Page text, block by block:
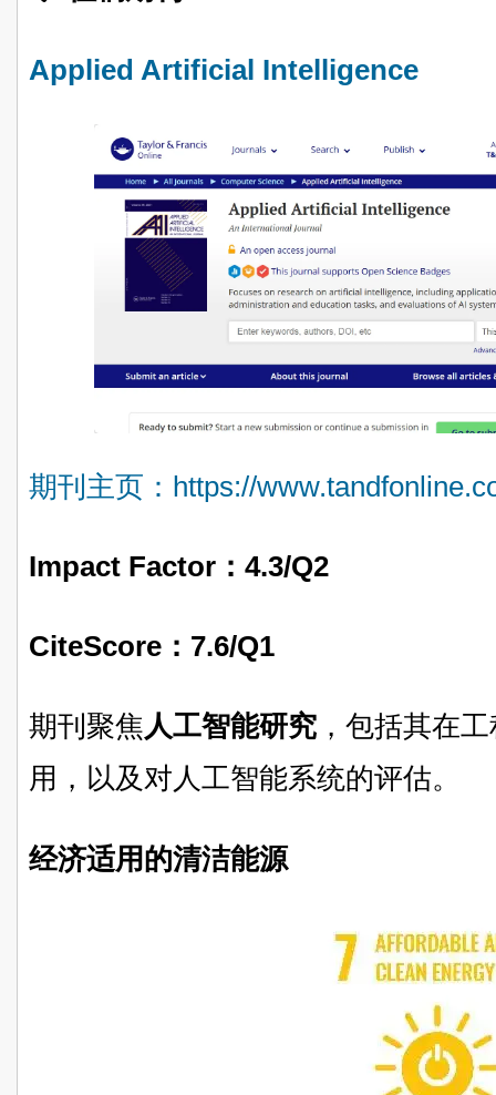
Applied Artificial Intelligence
期刊主页：https://
Impact Factor： 4.3/Q2
CiteScore： 7.6/Q1
期刊聚焦人工智能研究 ，包括其在
用，以及对人工智能系统的评估。
经济适用的清洁能源